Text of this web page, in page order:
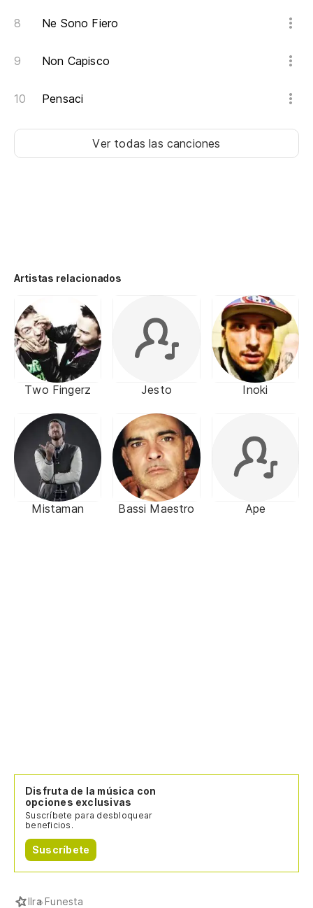
Ne Sono Fiero
Non Capisco
Pensaci
Ver todas las canciones
Artistas relacionados
Two Fingerz Jesto Inoki
Mistaman Bassi Maestro Ape
Disfruta de la música con
opciones exclusivas
Suscríbete para desbloquear
beneficios.
Suscríbete
IIra Funesta